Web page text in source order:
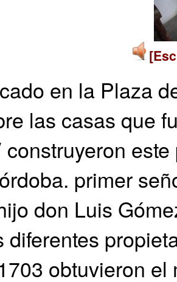
en la Plaza
las casas que
construyeron
primer
don Luis
diferentes
obtuvieron